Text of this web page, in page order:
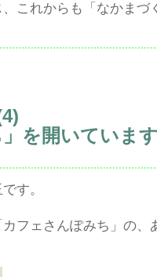
これからも「なかまづ
」を開いていま
す。
フェさんぽみち」の、